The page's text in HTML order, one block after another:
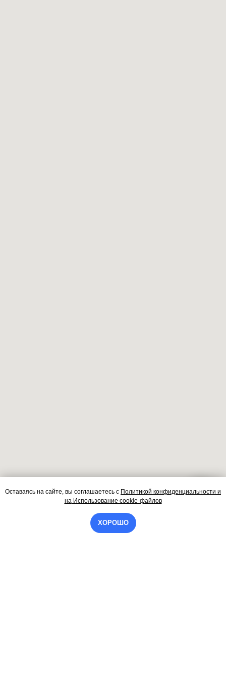
Оставаясь на сайте, вы соглашаетесь с Политикой конфиденциальности и
наИспользование cookie-файлов
ХОРОШО
Контакты